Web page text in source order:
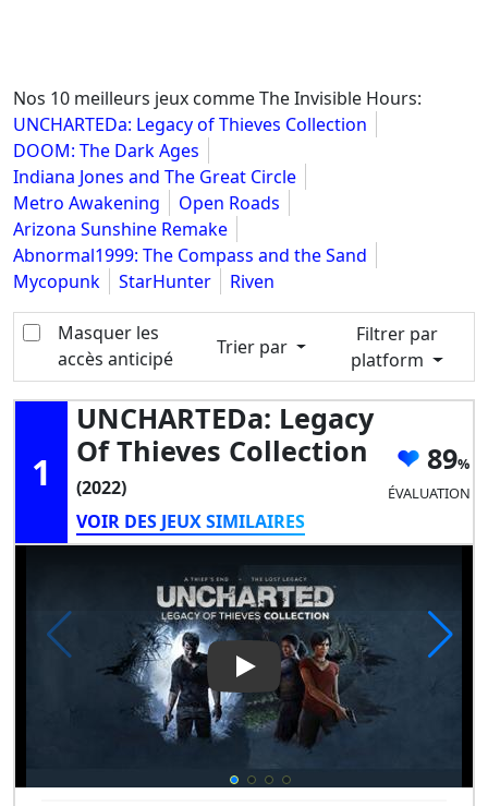
Nos 10 meilleurs jeux comme The Invisible Hours:
UNCHARTEDa: Legacy of Thieves Collection
DOOM: The Dark Ages
Indiana Jones and The Great Circle
Metro Awakening
Open Roads
Arizona Sunshine Remake
Abnormal1999: The Compass and the Sand
Mycopunk
StarHunter Riven
Masquer les
accès anticipé
Trier par
Filtrer par
platform
1
UNCHARTEDa: Legacy
Of Thieves Collection
(2022)
VOIR DES JEUX SIMILAIRES
89
ÉVALUATION
Play Video: UNCHARTEDa: